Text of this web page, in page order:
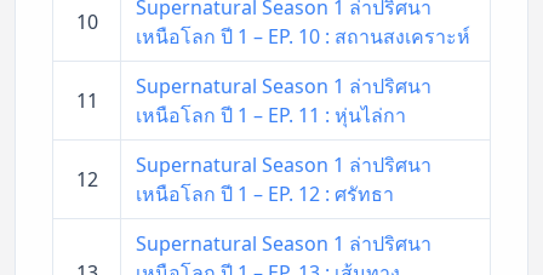
10
Supernatural Season 1 ล่าปริศนา
เหนือโลก ปี 1 – EP. 10 : สถานสงเคราะห์
11
Supernatural Season 1 ล่าปริศนา
เหนือโลก ปี 1 – EP. 11 : หุ่นไล่กา
12
Supernatural Season 1 ล่าปริศนา
เหนือโลก ปี 1 – EP. 12 : ศรัทธา
Supernatural Season 1 ล่าปริศนา